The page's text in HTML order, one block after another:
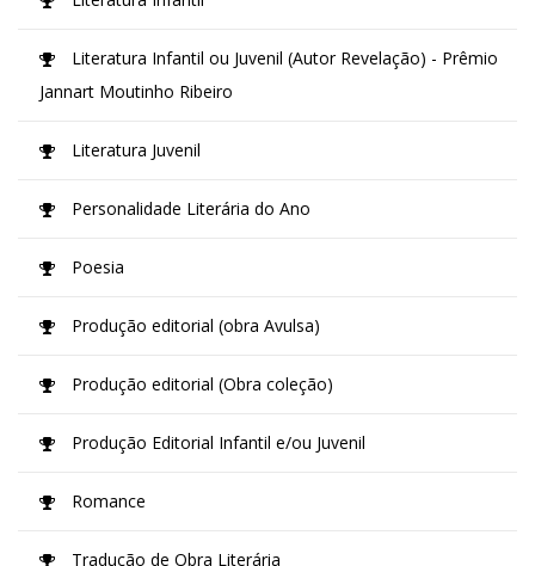
Literatura Infantil ou Juvenil (Autor Revelação) - Prêmio
Jannart Moutinho Ribeiro
Literatura Juvenil
Personalidade Literária do Ano
Poesia
Produção editorial (obra Avulsa)
Produção editorial (Obra coleção)
Produção Editorial Infantil e/ou Juvenil
Romance
Tradução de Obra Literária